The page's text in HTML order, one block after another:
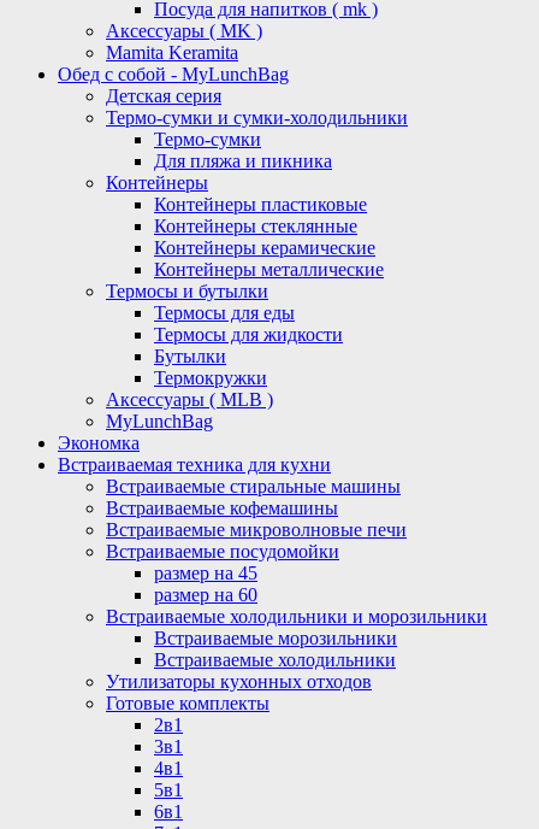
Посуда для напитков ( mk )
Аксессуары ( MK )
Mamita Keramita
Обед с собой - MyLunchBag
Детская серия
Термо-сумки и сумки-холодильники
Термо-сумки
Для пляжа и пикника
Контейнеры
Контейнеры пластиковые
Контейнеры стеклянные
Контейнеры керамические
Контейнеры металлические
Термосы и бутылки
Термосы для еды
Термосы для жидкости
Бутылки
Термокружки
Аксессуары ( MLB )
MyLunchBag
Экономка
Встраиваемая техника для кухни
Встраиваемые стиральные машины
Встраиваемые кофемашины
Встраиваемые микроволновые печи
Встраиваемые посудомойки
размер на 45
размер на 60
Встраиваемые холодильники и морозильники
Встраиваемые морозильники
Встраиваемые холодильники
Утилизаторы кухонных отходов
Готовые комплекты
2в1
3в1
4в1
5в1
6в1